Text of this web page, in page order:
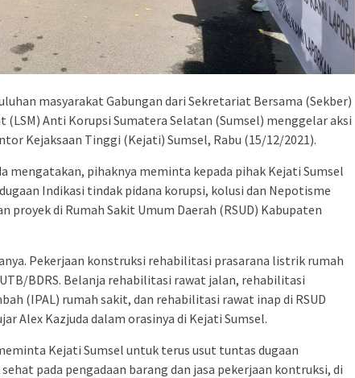
masyarakat Gabungan dari Sekretariat Bersama (Sekber)
(LSM) Anti Korupsi Sumatera Selatan (Sumsel) menggelar aksi
Kejaksaan Tinggi (Kejati) Sumsel, Rabu (15/12/2021).
mengatakan, pihaknya meminta kepada pihak Kejati Sumsel
Indikasi tindak pidana korupsi, kolusi dan Nepotisme
proyek di Rumah Sakit Umum Daerah (RSUD) Kabupaten
Pekerjaan konstruksi rehabilitasi prasarana listrik rumah
BDRS. Belanja rehabilitasi rawat jalan, rehabilitasi
(IPAL) rumah sakit, dan rehabilitasi rawat inap di RSUD
Alex Kazjuda dalam orasinya di Kejati Sumsel.
Kejati Sumsel untuk terus usut tuntas dugaan
pada pengadaan barang dan jasa pekerjaan kontruksi, di